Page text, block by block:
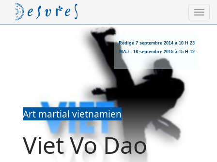
Rédigé 7 septembre 2014 à 10 H 23
MAJ : 16 septembre 2015 à 15 H 12
Art martial vietnamien
Viet Vo Dao